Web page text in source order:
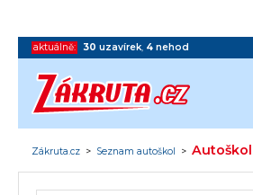
aktuálně: 30 uzavírek, 4 nehod
Zákruta.cz > Seznam autoškol >